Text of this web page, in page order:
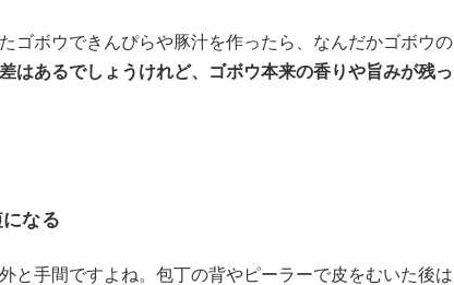
ゴボウできんぴらや豚汁を作ったら、なんだかゴボウの
はあるでしょうけれど、ゴボウ本来の香りや旨みが残っ
なる
と手間ですよね。包丁の背やピーラーで皮をむいた後は